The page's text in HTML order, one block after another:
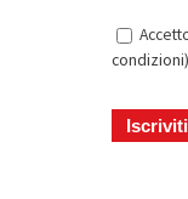
condizioni)